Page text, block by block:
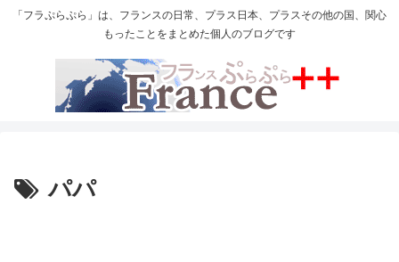
「フラぷらぷら」は、フランスの日常、プラス日本、プラスその他の国、関心
もったことをまとめた個人のブログです
パパ